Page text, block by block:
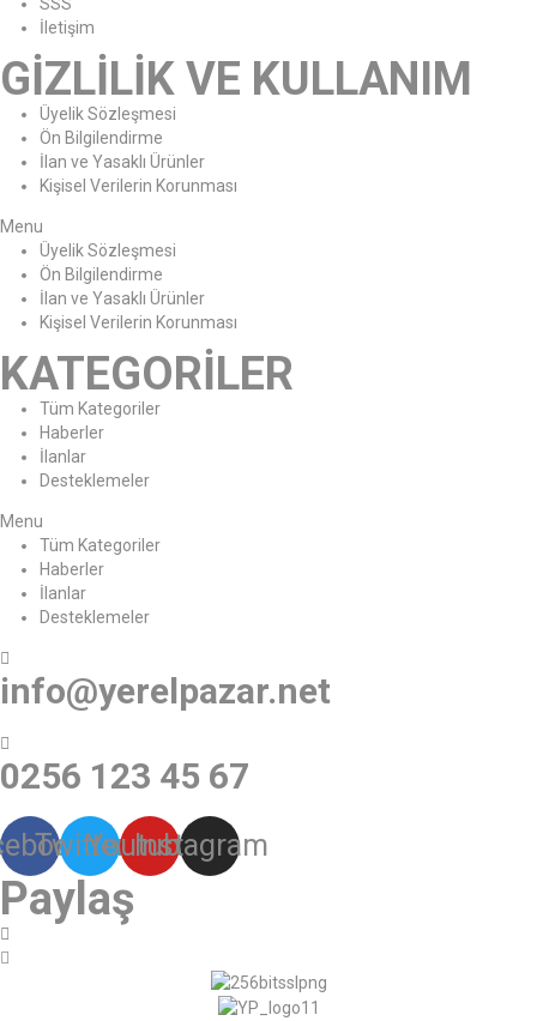
İletişim
GİZLİLİK VE KULLANIM
Üyelik Sözleşmesi
Ön Bilgilendirme
İlan ve Yasaklı Ürünler
Kişisel Verilerin Korunması
Menu
Üyelik Sözleşmesi
Ön Bilgilendirme
İlan ve Yasaklı Ürünler
Kişisel Verilerin Korunması
KATEGORİLER
Tüm Kategoriler
Haberler
İlanlar
Desteklemeler
Menu
Tüm Kategoriler
Haberler
İlanlar
Desteklemeler
info@yerelpazar.net
0256 123 45 67
TwitterYoutube
Instagram
Paylaş